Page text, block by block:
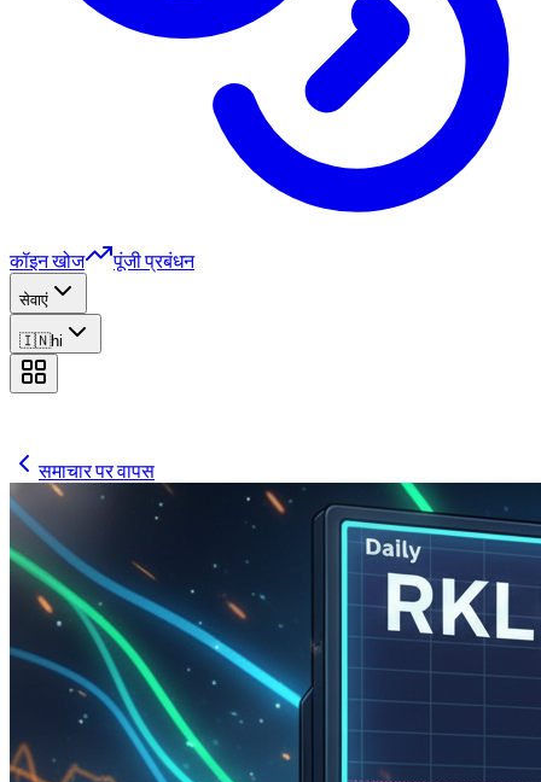
कॉइन खोज पूंजी प्रबंधन
सेवाएं
🇮🇳hi
समाचार पर वापस